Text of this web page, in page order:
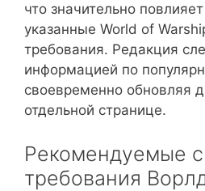
что значительно
указанные World of
требования. Редакция
информацией по
своевременно обновляя
отдельной странице.
Рекомендуемые
требования